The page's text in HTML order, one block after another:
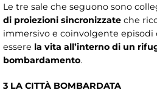
Le tre sale che seguono sono
di proiezioni sincronizzate che
immersivo e coinvolgente episodi
essere la vita all’interno di un
bombardamento.
3 LA CITTÀ BOMBARDATA